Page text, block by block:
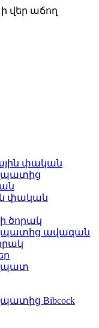
վեր աճող
փական
փական
ծորակ
ավազան
Bibcock